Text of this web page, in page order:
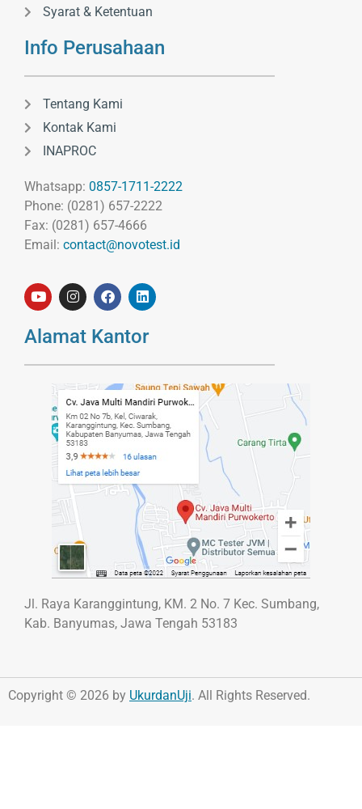
Syarat & Ketentuan
Info Perusahaan
Tentang Kami
Kontak Kami
INAPROC
Whatsapp: 0857-1711-2222
Phone: (0281) 657-2222
Fax: (0281) 657-4666
Email: contact@novotest.id
Alamat Kantor
Jl. Raya Karanggintung, KM. 2 No. 7 Kec. Sumbang,
Kab. Banyumas, Jawa Tengah 53183
Copyright © 2026 by UkurdanUji. All Rights Reserved.